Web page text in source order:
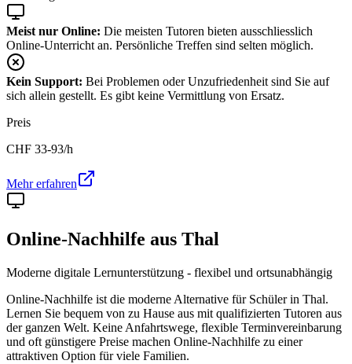
Meist nur Online: Die meisten Tutoren bieten ausschliesslich
Online-Unterricht an. Persönliche Treffen sind selten möglich.
Kein Support: Bei Problemen oder Unzufriedenheit sind Sie auf
sich allein gestellt. Es gibt keine Vermittlung von Ersatz.
Preis
CHF 33-93/h
Mehr erfahren
Online-Nachhilfe aus Thal
Moderne digitale Lernunterstützung - flexibel und ortsunabhängig
Online-Nachhilfe ist die moderne Alternative für Schüler in Thal.
Lernen Sie bequem von zu Hause aus mit qualifizierten Tutoren aus
der ganzen Welt. Keine Anfahrtswege, flexible Terminvereinbarung
und oft günstigere Preise machen Online-Nachhilfe zu einer
attraktiven Option für viele Familien.